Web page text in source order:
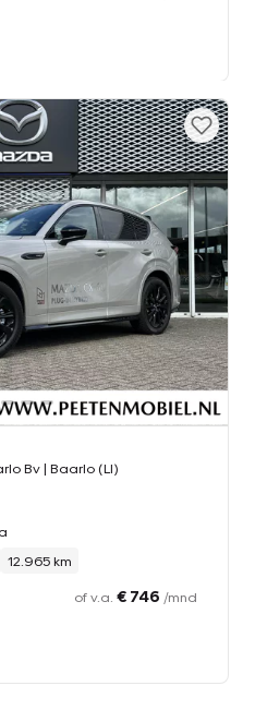
Bv| Baarlo (LI)
12.965 km
of v.a. € 746 /mnd